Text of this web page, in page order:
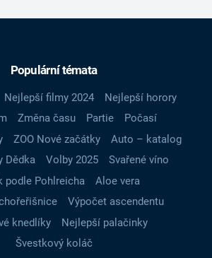
Populární témata
Nejlepší filmy 2024
Nejlepší horory
Změna času Partie
Počasí
ZOO Nové začátky
Auto – katalog
Dědka
Volby 2025
Svařené víno
podle Pohlreicha
Aloe vera
Výpočet ascendentu
knedlíky
Nejlepší palačinky
Švestkový koláč